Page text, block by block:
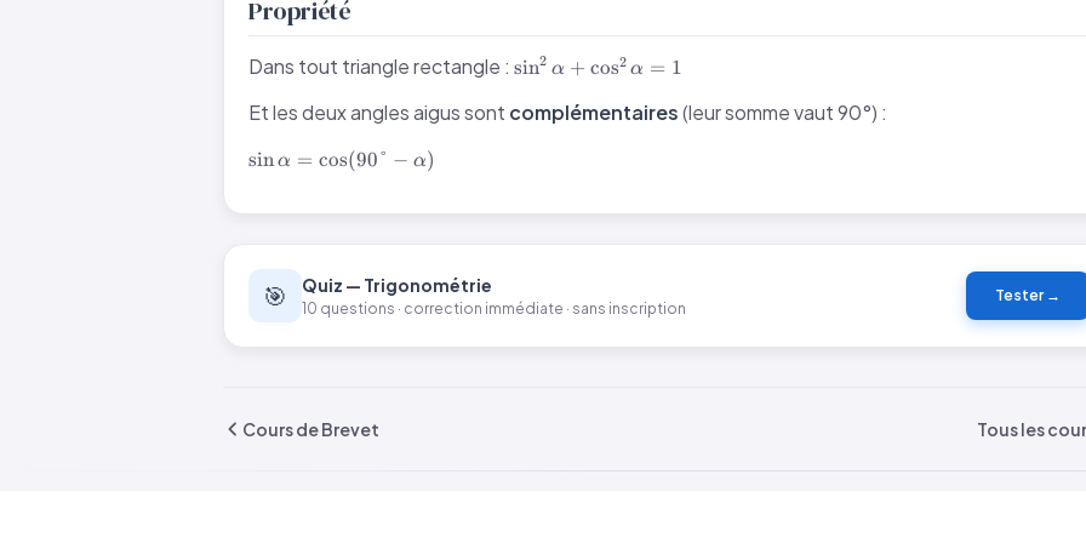
Propriété
Dans tout triangle rectangle : \sin^2\alpha
\cos^2\alpha
sin2 α + cos2 α = 1
Et les deux angles aigus sont complémentaires(leur somme vaut 90°) :
\sin\alpha
sinα = cos(90° − α)
🎯 Quiz — Trigonométrie
10 questions · correction immédiate · sans inscription
Tester →
Cours de Brevet Tous les